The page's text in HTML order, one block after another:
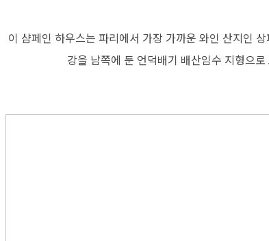
이 샴페인 하우스는 파리에서 가장 가까운 와인 산지인
강을 남쪽에 둔 언덕배기 배산임수 지형으